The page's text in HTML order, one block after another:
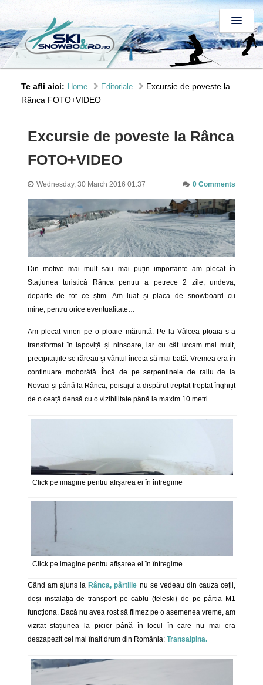
Te afli aici: Home Editoriale
Excursie de poveste la
Rânca FOTO+VIDEO
Excursie de poveste la Rânca
FOTO+VIDEO
Wednesday, 30 March 2016 01:37 0 Comments
Din motive mai mult sau mai puțin importante am plecat în
Stațiunea turistică Rânca pentru a petrece 2 zile, undeva,
departe de tot ce știm. Am luat și placa de snowboard cu
mine, pentru orice eventualitate…
Am plecat vineri pe o ploaie măruntă. Pe la Vâlcea ploaia s-a
transformat în lapoviță și ninsoare, iar cu cât urcam mai mult,
precipitațiile se răreau și vântul înceta să mai bată. Vremea era în
continuare mohorâtă. Încă de pe serpentinele de raliu de la
Novaci și până la Rânca, peisajul a dispărut treptat-treptat înghițit
de o ceață densă cu o vizibilitate până la maxim 10 metri.
Click pe imagine pentru afișarea ei în întregime
Click pe imagine pentru afișarea ei în întregime
Când am ajuns la Rânca, pârtiile nu se vedeau din cauza ceții,
deși instalația de transport pe cablu (teleski) de pe pârtia M1
funcționa. Dacă nu avea rost să filmez pe o asemenea vreme, am
vizitat stațiunea la picior până în locul în care nu mai era
deszapezit cel mai înalt drum din România: Transalpina.